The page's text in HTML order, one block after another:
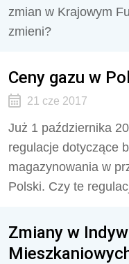
zmian w Krajowym
zmieni?
Ceny gazu w
21 cze 2017
Już 1 października
regulacje dotyczące
magazynowania w
Polski. Czy te
Zmiany w